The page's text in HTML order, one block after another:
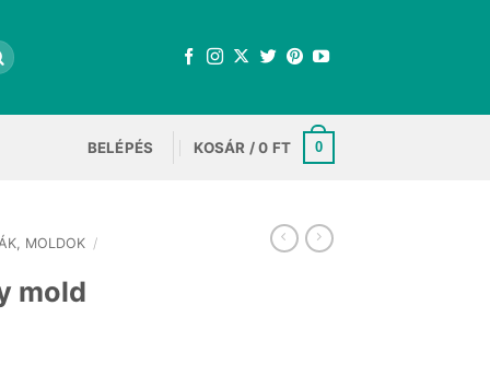
BELÉPÉS KOSÁR /0 FT 0
MOLDOK /
mold